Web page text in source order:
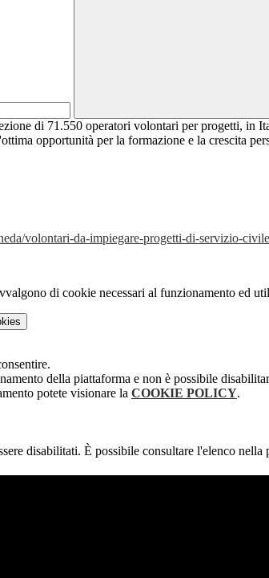
di 71.550 operatori volontari per progetti, in
opportunità per la formazione e la crescita
volontari-da-impiegare-progetti-di-servizio-
di cookie necessari al funzionamento ed
della piattaforma e non è possibile
potete visionare la COOKIE POLICY.
disabilitati. È possibile consultare l'elenco